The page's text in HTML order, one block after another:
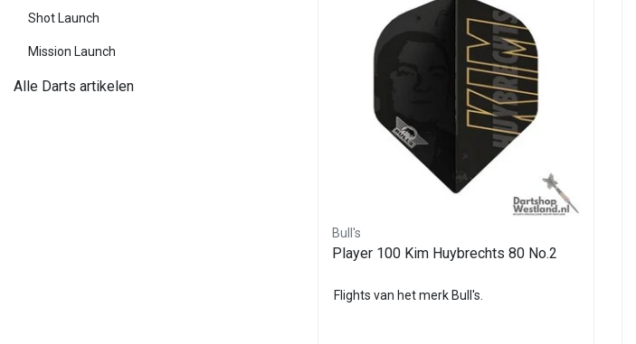
Shot Launch
Mission Launch
Alle Darts artikelen
Bull's
Player 100 Kim Huybrechts 80 No.2
Flights van het merk Bull's.